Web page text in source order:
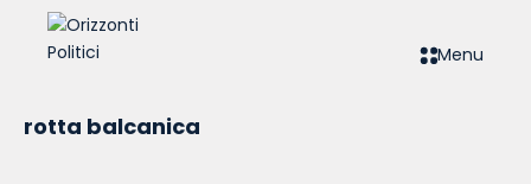
Menu
rotta balcanica